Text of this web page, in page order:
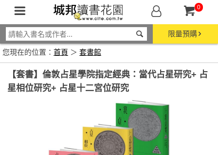
0
限量預購
您現在的位置： 首頁 ＞ 套書館
【套書】倫敦占星學院指定經典：當代占星研究+ 占
星相位研究+ 占星十二宮位研究